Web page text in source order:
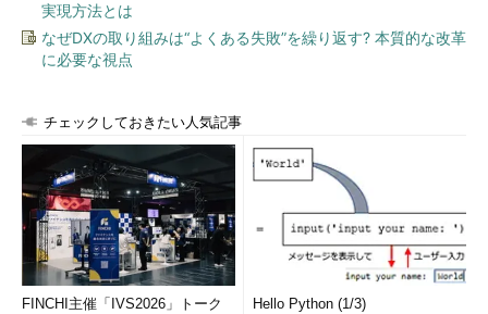
実現方法とは
なぜDXの取り組みは“よくある失敗”を繰り返す? 本質的な改革
に必要な視点
チェックしておきたい人気記事
FINCHI主催「IVS2026」トーク
Hello Python (1/3)